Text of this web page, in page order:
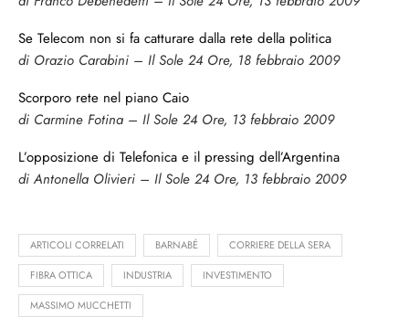
Se Telecom non si fa catturare dalla rete della politica
di Orazio Carabini – Il Sole 24 Ore, 18 febbraio 2009
Scorporo rete nel piano Caio
di Carmine Fotina – Il Sole 24 Ore, 13 febbraio 2009
L’opposizione di Telefonica e il pressing dell’Argentina
di Antonella Olivieri – Il Sole 24 Ore, 13 febbraio 2009
ARTICOLI CORRELATI BARNABÉ CORRIERE DELLA SERA
FIBRA OTTICA INDUSTRIA INVESTIMENTO
MASSIMO MUCCHETTI